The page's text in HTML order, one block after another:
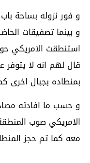
و فور نزوله بساحة
و بينما تصفيقات
استنطقت الامريكي
قال لهم انه لا
بمنطاده بجبال اخرى
الامريكي صوب
معه كما تم حجز